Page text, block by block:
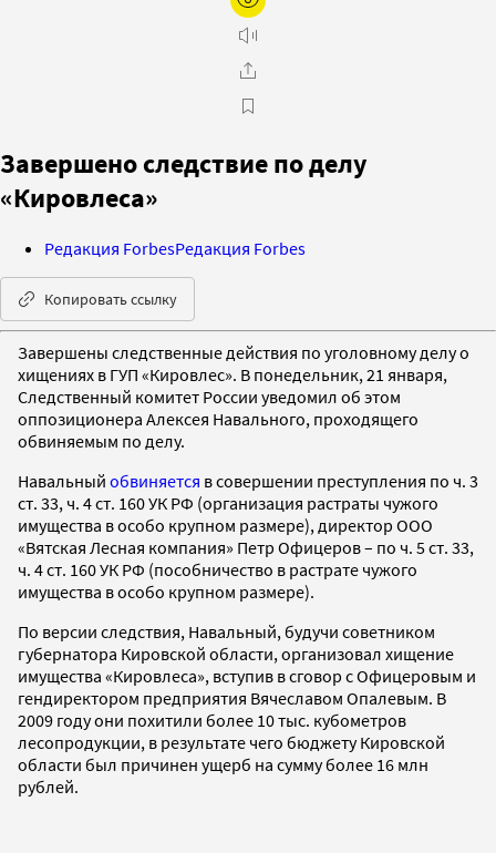
Завершено следствие по делу
«Кировлеса»
Редакция ForbesРедакция Forbes
Копировать ссылку
Завершены следственные действия по уголовному делу о
хищениях в ГУП «Кировлес». В понедельник, 21 января,
Следственный комитет России уведомил об этом
оппозиционера Алексея Навального, проходящего
обвиняемым по делу.
Навальный обвиняется в совершении преступления по ч. 3
ст. 33, ч. 4 ст. 160 УК РФ (организация растраты чужого
имущества в особо крупном размере), директор ООО
«Вятская Лесная компания» Петр Офицеров – по ч. 5 ст. 33,
ч. 4 ст. 160 УК РФ (пособничество в растрате чужого
имущества в особо крупном размере).
По версии следствия, Навальный, будучи советником
губернатора Кировской области, организовал хищение
имущества «Кировлеса», вступив в сговор с Офицеровым и
гендиректором предприятия Вячеславом Опалевым. В
2009 году они похитили более 10 тыс. кубометров
лесопродукции, в результате чего бюджету Кировской
области был причинен ущерб на сумму более 16 млн
рублей.